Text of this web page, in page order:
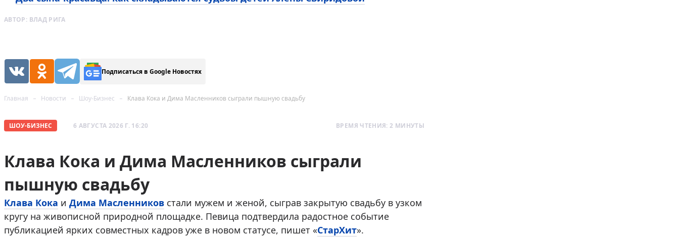
АВТОР: ВЛАД РИГА
Подписаться в Google Новостях
Главная Новости Шоу-Бизнес Клава Кока и Дима Масленников сыграли пышную свадьбу
ШОУ-БИЗНЕС 6 АВГУСТА 2026 Г. 16:20 ВРЕМЯ ЧТЕНИЯ: 2 МИНУТЫ
Клава Кока и Дима Масленников сыграли
пышную свадьбу
Клава Кока и Дима Масленников стали мужем и женой, сыграв закрытую свадьбу в узком
кругу на живописной природной площадке. Певица подтвердила радостное событие
публикацией ярких совместных кадров уже в новом статусе, пишет «СтарХит».